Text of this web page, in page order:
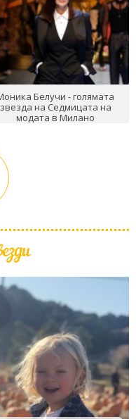
Белучи - голямата
звезда на Седмицата на
модата в Милано